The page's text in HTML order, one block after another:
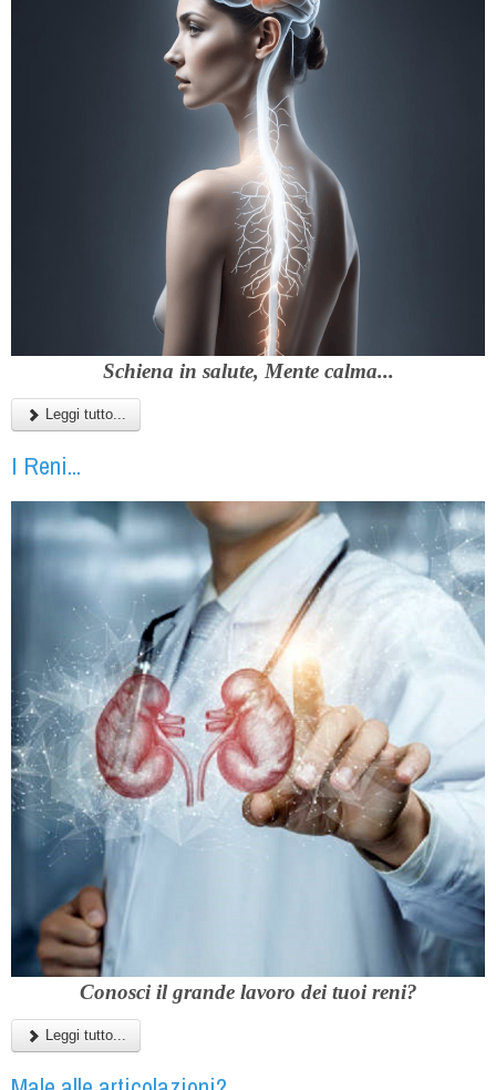
Schiena in salute, Mente calma...
Leggi tutto...
I Reni...
Conosci il grande lavoro dei tuoi reni?
Leggi tutto...